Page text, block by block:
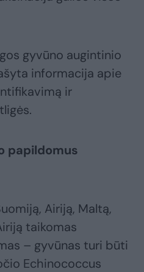
gyvūno augintinio
informacija apie
ir
papildomus
Airiją, Maltą,
taikomas
– gyvūnas turi būti
Echinococcus